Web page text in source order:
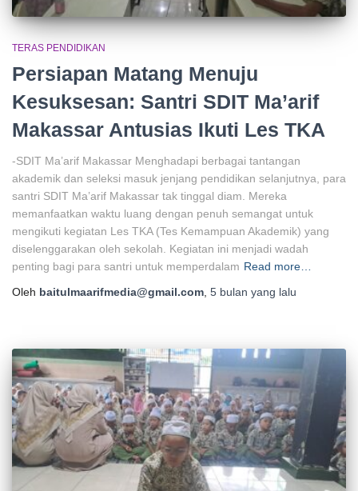
TERAS PENDIDIKAN
Persiapan Matang Menuju
Kesuksesan: Santri SDIT Ma’arif
Makassar Antusias Ikuti Les TKA
-SDIT Ma’arif Makassar Menghadapi berbagai tantangan
akademik dan seleksi masuk jenjang pendidikan selanjutnya, para
santri SDIT Ma’arif Makassar tak tinggal diam. Mereka
memanfaatkan waktu luang dengan penuh semangat untuk
mengikuti kegiatan Les TKA (Tes Kemampuan Akademik) yang
diselenggarakan oleh sekolah. Kegiatan ini menjadi wadah
penting bagi para santri untuk memperdalam Read more…
Oleh baitulmaarifmedia@gmail.com 5 bulan yang lalu